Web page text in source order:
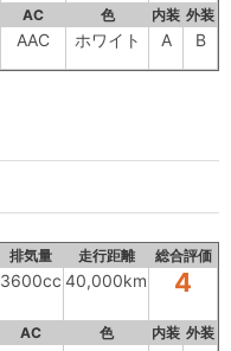
AC 色 内装 外装
AAC ホワイト A B
排気量 走行距離 総合評価
3600cc 40,000km 4
AC 色 内装 外装